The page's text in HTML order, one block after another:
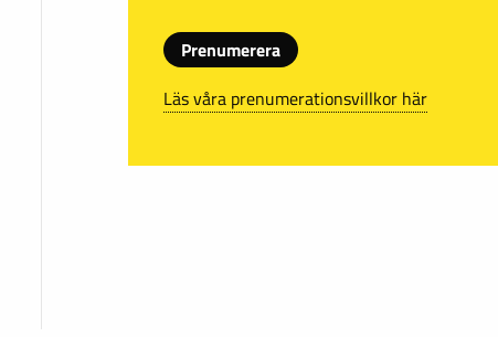
Prenumerera
Läs våra prenumerationsvillkor här